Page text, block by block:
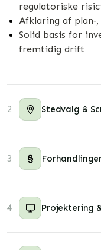
regulatoriske
Afklaring af
Solid basis for
fremtidig drift
2 Stedvalg &
Vi rådgiver om valg
datacentre med
etablering og drift.
Analysen omfatter
3
Vi varetager og
myndigheder og
projektets tidlige
4 Projektering